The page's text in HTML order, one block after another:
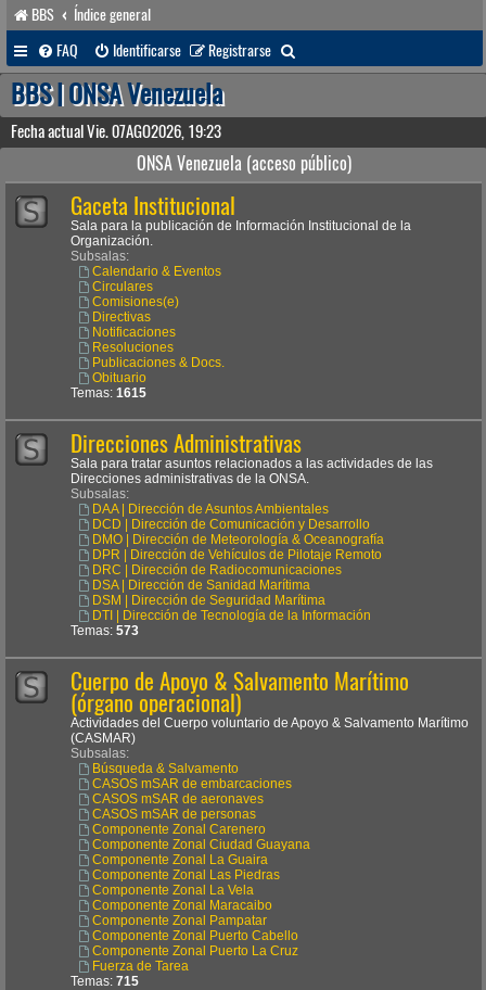
BBS
Índice general
FAQ
Identificarse Registrarse
u
a
BBS | ONSA Venezuela
Fecha actual Vie. 07AGO2026, 19:23
ONSA Venezuela (acceso público)
Gaceta Institucional
Sala para la publicación de Información Institucional de la
Organización.
Subsalas:
Calendario & Eventos
Circulares
Comisiones(e)
Directivas
Notificaciones
Resoluciones
Publicaciones & Docs.
Obituario
Temas: 1615
Direcciones Administrativas
Sala para tratar asuntos relacionados a las actividades de las
Direcciones administrativas de la ONSA.
Subsalas:
DAA | Dirección de Asuntos Ambientales
DCD | Dirección de Comunicación y Desarrollo
DMO | Dirección de Meteorología & Oceanografía
DPR | Dirección de Vehículos de Pilotaje Remoto
DRC | Dirección de Radiocomunicaciones
DSA | Dirección de Sanidad Marítima
DSM | Dirección de Seguridad Marítima
DTI | Dirección de Tecnología de la Información
Temas: 573
Cuerpo de Apoyo & Salvamento Marítimo
(órgano operacional)
Actividades del Cuerpo voluntario de Apoyo & Salvamento Marítimo
(CASMAR)
Subsalas:
Búsqueda & Salvamento
CASOS mSAR de embarcaciones
CASOS mSAR de aeronaves
CASOS mSAR de personas
Componente Zonal Carenero
Componente Zonal Ciudad Guayana
Componente Zonal La Guaira
Componente Zonal Las Piedras
Componente Zonal La Vela
Componente Zonal Maracaibo
Componente Zonal Pampatar
Componente Zonal Puerto Cabello
Componente Zonal Puerto La Cruz
Fuerza de Tarea
Temas: 715